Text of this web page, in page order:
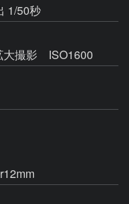
1/50秒
大撮影 ISO1600